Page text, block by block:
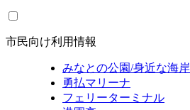
市民向け利用情報
みなとの公園/身近な海岸
勇払マリーナ
フェリーターミナル